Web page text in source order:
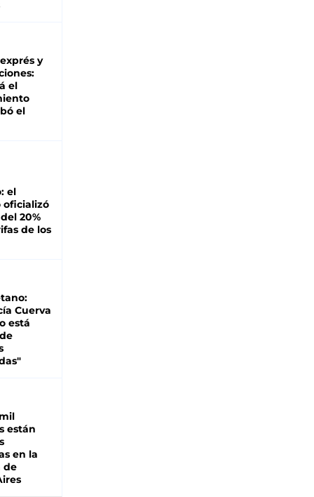
y
el
el
el
oficializó
20%
de los
Cuerva
está
están
en la
de